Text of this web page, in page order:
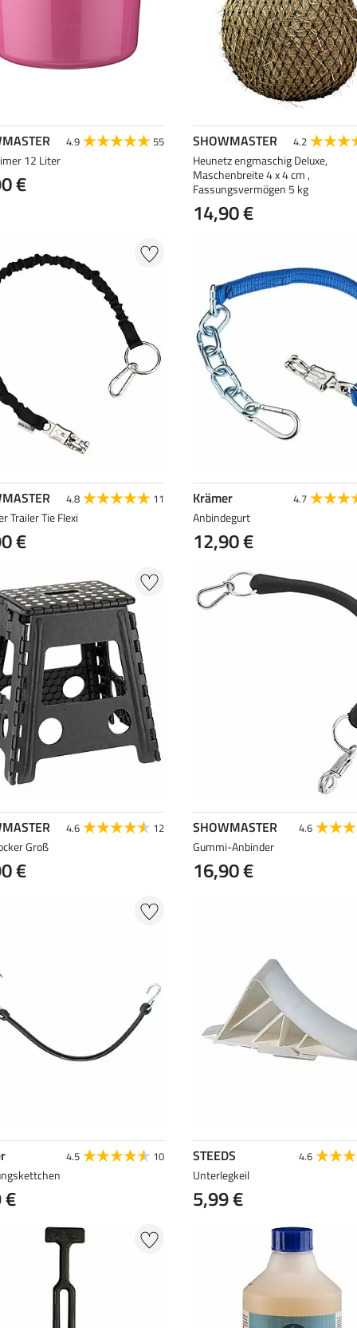
4.9 55
12 Liter
€
SHOWMASTER 4.2
Heunetz engmaschig Deluxe,
Maschenbreite 4 x 4 cm ,
Fassungsvermögen 5 kg
14,90 €
4.8 11
Trailer Tie Flexi
€
Krämer 4.7
Anbindegurt
12,90 €
4.6 12
Groß
€
SHOWMASTER 4.6
Gummi-Anbinder
16,90 €
4.5 10
€
STEEDS 4.6
Unterlegkeil
5,99 €